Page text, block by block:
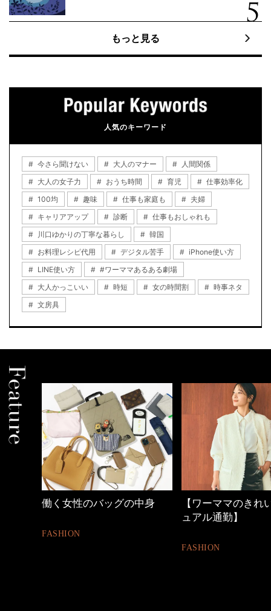
もっと見る
人気のキーワード
今さら聞けない 大人のマナー
人間関係
大人の女子力
おうち時間 育児
仕事効率化
100均
趣味 仕事も家庭も
夫婦
キャリアアップ
診断
仕事もおしゃれも
川口ゆかりの丁寧な暮らし
韓国
お料理レシピ代用
デジタル苦手
iPhone使い方
LINE使い方
#ワーママあるある劇場
大人かっこいい
時短 女の時間割
時事ネタ
文房具
働く女性のバッグの中身
FASHION
【ワーママのきれ
ュアル通勤】
FASHION